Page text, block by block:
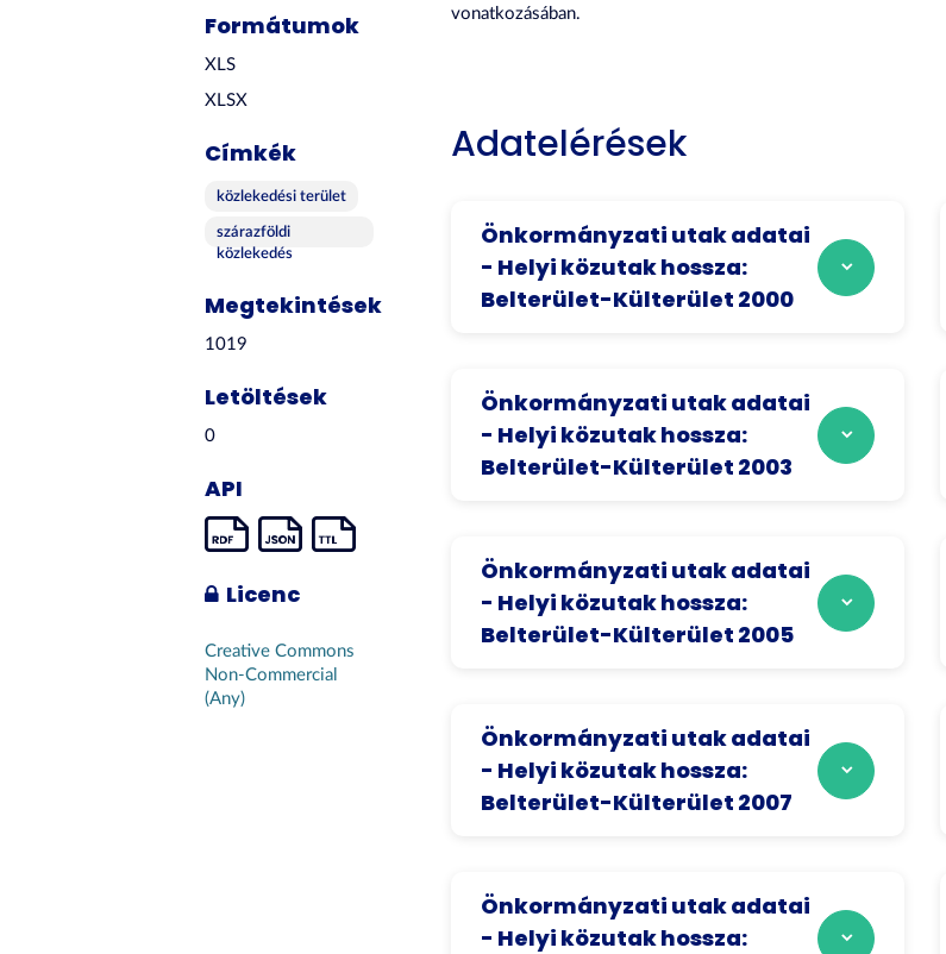
Formátumok
XLS
XLSX
Címkék
közlekedési terület
szárazföldi
közlekedés
Megtekintések
1019
Letöltések
0
API
Licenc
Creative Commons
Non-Commercial
(Any)
vonatkozásában.
Adatelérések
Önkormányzati utak adatai
- Helyi közutak hossza:
Belterület-Külterület 2000
Önkormányzati utak adatai
- Helyi közutak hossza:
Belterület-Külterület 2003
Önkormányzati utak adatai
- Helyi közutak hossza:
Belterület-Külterület 2005
Önkormányzati utak adatai
- Helyi közutak hossza:
Belterület-Külterület 2007
Önkormányzati utak adatai
- Helyi közutak hossza: